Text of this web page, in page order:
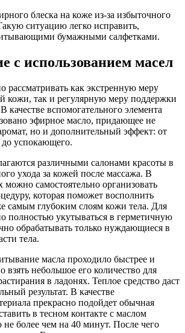
блеска на коже из-за избыточного
ситуацию легко исправить,
бумажными салфетками.
с использованием масел
как экстренную меру
кожи, так и регулярную меру поддержки
качестве вспомогательного элемента
эфирное масло, придающее не
но и дополнительный эффект: от
успокающего.
различными салонами красоты в
ухода за кожей после массажа. В
самостоятельно организовать
которая поможет восполнить
самым глубоким слоям кожи тела. Для
полностью укутываться в герметичную
обрабатывать только нуждающиеся в
тела.
масла проходило быстрее и
взять небольшое его количество для
в ладонях. Теплое средство даст
результат. В качестве
прекрасно подойдет обычная
в тесном контакте с маслом
не более чем на 40 минут. После чего